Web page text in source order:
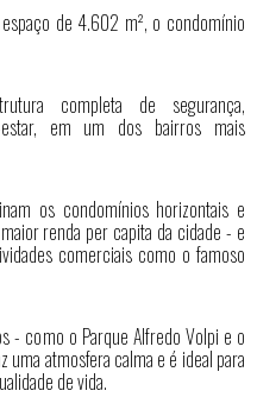
de 4.602 m², o condomínio
completa de segurança,
estar, em um dos bairros mais
os condomínios horizontais e
renda per capita da cidade - e
comerciais como o famoso
- como o Parque Alfredo Volpi e o
uma atmosfera calma e é ideal para
de vida.